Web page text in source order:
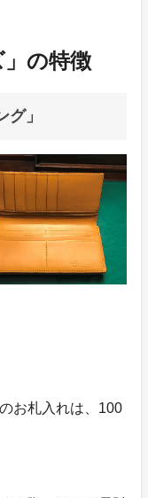
」の特徴
」
お札入れは、100